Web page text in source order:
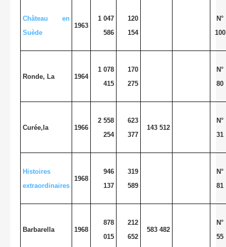
Château en
Suède
1963
1 047
586
120
154
N°
100
Ronde, La 1964
1 078
415
170
275
N°
80
Curée,la 1966
2 558
254
623
377
143 512
N°
31
Histoires
extraordinaires
1968
946
137
319
589
N°
81
Barbarella 1968
878
015
212
652
583 482
N°
55